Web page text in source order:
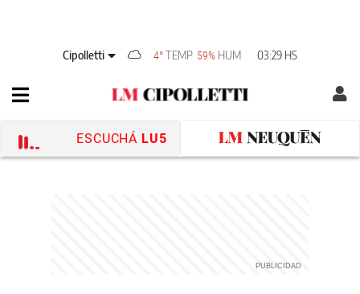
Cipolletti 4° TEMP 59% HUM 03:29 HS
ESCUCHÁ LU5